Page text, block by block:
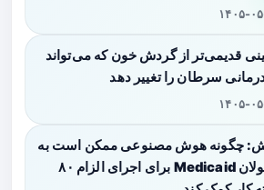
۰۵-۱۸
قدیمی‌تر از گردش خون که می‌تواند
سرطان را تغییر دهد
۰۵-۱۸
چگونه هوش مصنوعی ممکن است به
مشمولان Medicaid برای اجرای الزام ۸۰